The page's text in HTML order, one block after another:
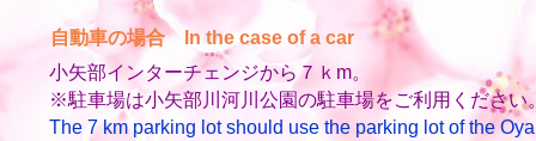
自動車の場合 In the case of a car
小矢部インターチェンジから７ｋm。
※駐車場は小矢部川河川公園の駐車場をご利用ください
The 7 km parking lot should use the parking lot of the